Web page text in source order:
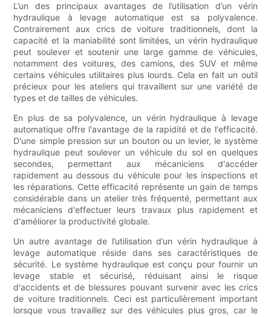
L’un des principaux avantages de l’utilisation d’un vérin
hydraulique à levage automatique est sa polyvalence.
Contrairement aux crics de voiture traditionnels, dont la
capacité et la maniabilité sont limitées, un vérin hydraulique
peut soulever et soutenir une large gamme de véhicules,
notamment des voitures, des camions, des SUV et même
certains véhicules utilitaires plus lourds. Cela en fait un outil
précieux pour les ateliers qui travaillent sur une variété de
types et de tailles de véhicules.
En plus de sa polyvalence, un vérin hydraulique à levage
automatique offre l'avantage de la rapidité et de l'efficacité.
D'une simple pression sur un bouton ou un levier, le système
hydraulique peut soulever un véhicule du sol en quelques
secondes, permettant aux mécaniciens d'accéder
rapidement au dessous du véhicule pour les inspections et
les réparations. Cette efficacité représente un gain de temps
considérable dans un atelier très fréquenté, permettant aux
mécaniciens d'effectuer leurs travaux plus rapidement et
d'améliorer la productivité globale.
Un autre avantage de l’utilisation d’un vérin hydraulique à
levage automatique réside dans ses caractéristiques de
sécurité. Le système hydraulique est conçu pour fournir un
levage stable et sécurisé, réduisant ainsi le risque
d'accidents et de blessures pouvant survenir avec les crics
de voiture traditionnels. Ceci est particulièrement important
lorsque vous travaillez sur des véhicules plus gros, car le